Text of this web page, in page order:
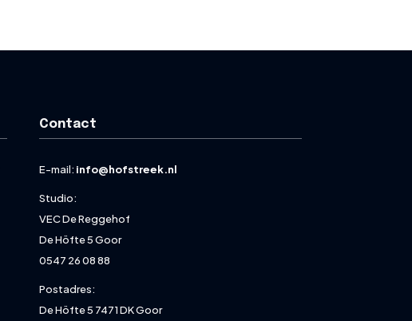
Contact
E-mail: info@hofstreek.nl
Studio:
VEC De Reggehof
De Höfte 5 Goor
0547 26 08 88
Postadres:
De Höfte 5 7471 DK Goor